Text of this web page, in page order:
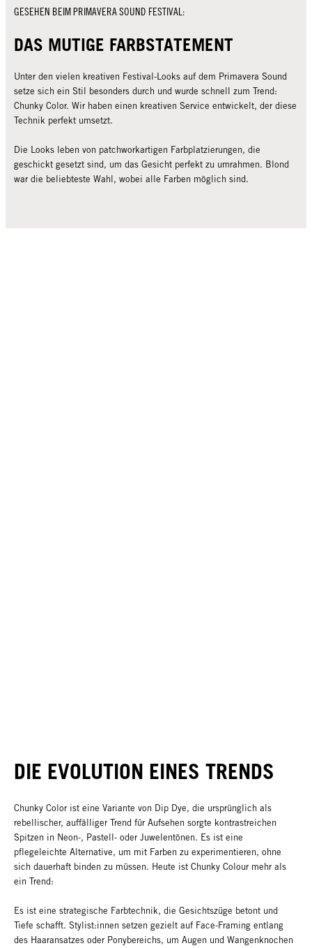
GESEHEN BEIM PRIMAVERA SOUND FESTIVAL:
DAS MUTIGE FARBSTATEMENT
Unter den vielen kreativen Festival-Looks auf dem Primavera Sound
setze sich ein Stil besonders durch und wurde schnell zum Trend:
Chunky Color. Wir haben einen kreativen Service entwickelt, der diese
Technik perfekt umsetzt.
Die Looks leben von patchworkartigen Farbplatzierungen, die
geschickt gesetzt sind, um das Gesicht perfekt zu umrahmen. Blond
war die beliebteste Wahl, wobei alle Farben möglich sind.
DIE EVOLUTION EINES TRENDS
Chunky Color ist eine Variante von Dip Dye, die ursprünglich als
rebellischer, auffälliger Trend für Aufsehen sorgte kontrastreichen
Spitzen in Neon-, Pastell- oder Juwelentönen. Es ist eine
pflegeleichte Alternative, um mit Farben zu experimentieren, ohne
sich dauerhaft binden zu müssen. Heute ist Chunky Colour mehr als
ein Trend:
Es ist eine strategische Farbtechnik, die Gesichtszüge betont und
Tiefe schafft. Stylist:innen setzen gezielt auf Face-Framing entlang
des Haaransatzes oder Ponybereichs, um Augen und Wangenknochen